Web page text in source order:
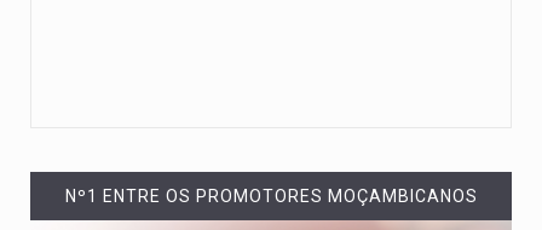
Nº1 ENTRE OS PROMOTORES MOÇAMBICANOS